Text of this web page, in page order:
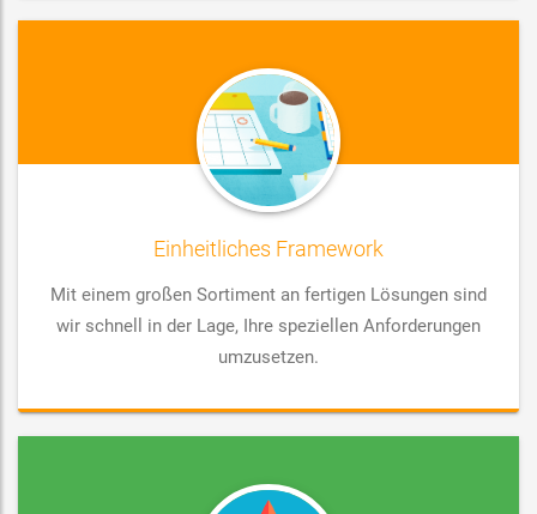
Einheitliches Framework
Mit einem großen Sortiment an fertigen Lösungen sind
wir schnell in der Lage, Ihre speziellen Anforderungen
umzusetzen.